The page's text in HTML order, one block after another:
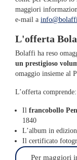
maggiori
e-mail a
L'offerta
Bolaffi ha reso
un prestigioso
omaggio insieme al
L’offerta comprende:
Il francobollo
1840
L’album in
Il certificato
Per maggiori